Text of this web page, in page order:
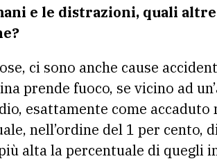
e le distrazioni, quali
ci sono anche cause
prende fuoco, se vicino ad
esattamente come accaduto
nell’ordine del 1 per
alta la percentuale di quegli